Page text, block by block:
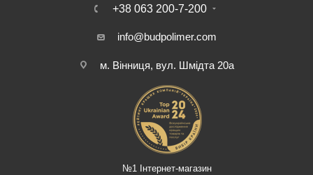
+38 063 200-7-200
info@budpolimer.com
м. Вінниця, вул. Шмідта 20а
№1 Інтернет-магазин